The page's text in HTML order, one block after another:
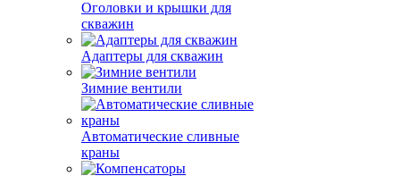
Оголовки и крышки для
скважин
Адаптеры для скважин
Зимние вентили
Автоматические сливные
краны